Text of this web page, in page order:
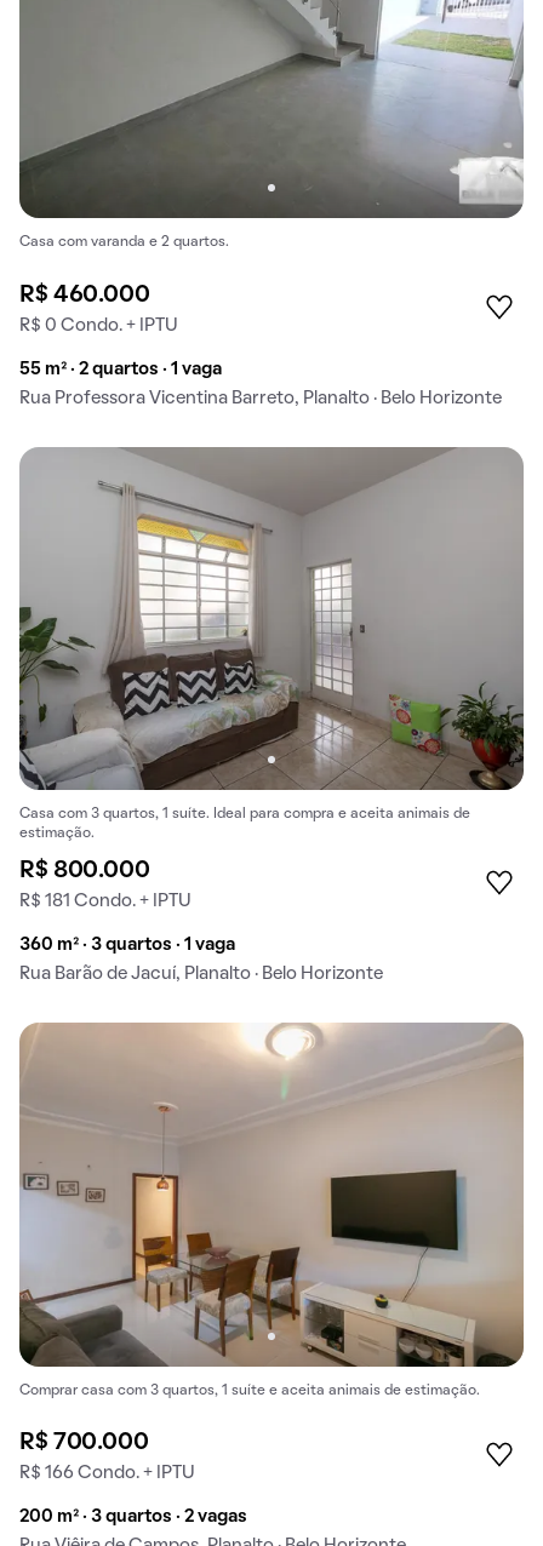
Casa com varanda e 2 quartos.
R$ 460.000
R$ 0 Condo. + IPTU
55 m² · 2 quartos · 1 vaga
Rua Professora Vicentina Barreto, Planalto · Belo Horizonte
Casa com 3 quartos, 1 suíte. Ideal para compra e aceita animais de
estimação.
R$ 800.000
R$ 181 Condo. + IPTU
360 m² · 3 quartos · 1 vaga
Rua Barão de Jacuí, Planalto · Belo Horizonte
Comprar casa com 3 quartos, 1 suíte e aceita animais de estimação.
R$ 700.000
R$ 166 Condo. + IPTU
200 m² · 3 quartos · 2 vagas